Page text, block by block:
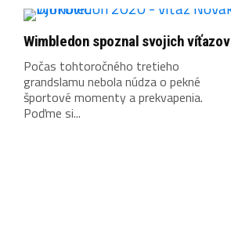
Wimbledon spoznal svojich víťazov
Počas tohtoročného tretieho
grandslamu nebola núdza o pekné
športové momenty a prekvapenia.
Poďme si...